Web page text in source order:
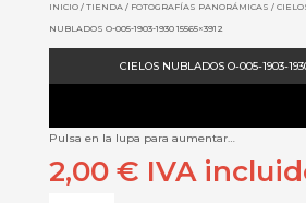
INICIO/ TIENDA/ FOTOGRAFÍAS PANORÁMICAS /
NUBLADOS O-005-1903-1930 15565×3912
CIELOS NUBLADOS O-005-1903-
Pulsa en la lupa para aumentar…
2,00 € IVA